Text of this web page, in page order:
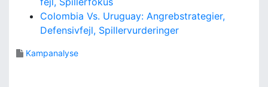
Colombia Vs. Uruguay: Angrebstrategier,
Defensivfejl, Spillervurderinger
Kampanalyse